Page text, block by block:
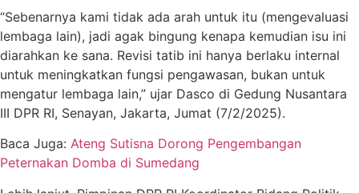
“Sebenarnya kami tidak ada arah untuk itu (mengevaluasi
lembaga lain), jadi agak bingung kenapa kemudian isu ini
diarahkan ke sana. Revisi tatib ini hanya berlaku internal
untuk meningkatkan fungsi pengawasan, bukan untuk
mengatur lembaga lain,” ujar Dasco di Gedung Nusantara
III DPR RI, Senayan, Jakarta, Jumat (7/2/2025).
Baca Juga: Ateng Sutisna Dorong Pengembangan
Peternakan Domba di Sumedang